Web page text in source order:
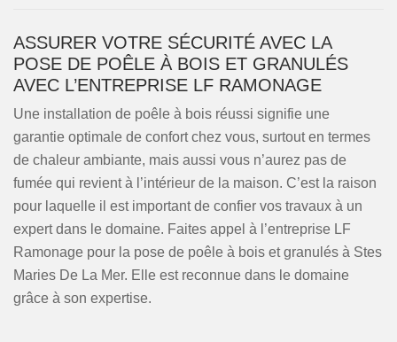
ASSURER VOTRE SÉCURITÉ AVEC LA
POSE DE POÊLE À BOIS ET GRANULÉS
AVEC L’ENTREPRISE LF RAMONAGE
Une installation de poêle à bois réussi signifie une
garantie optimale de confort chez vous, surtout en termes
de chaleur ambiante, mais aussi vous n’aurez pas de
fumée qui revient à l’intérieur de la maison. C’est la raison
pour laquelle il est important de confier vos travaux à un
expert dans le domaine. Faites appel à l’entreprise LF
Ramonage pour la pose de poêle à bois et granulés à Stes
Maries De La Mer. Elle est reconnue dans le domaine
grâce à son expertise.